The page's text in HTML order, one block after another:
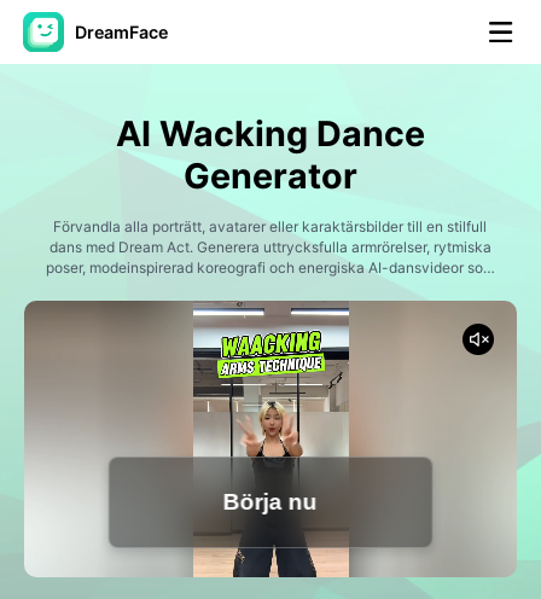
DreamFace
Avatar Video
AI-video
Foto: ▼
Visa alla verktyg
Avatar Video
▼
AI Wacking Dance
Generator
Förvandla alla porträtt, avatarer eller karaktärsbilder till en stilfull
dans med Dream Act. Generera uttrycksfulla armrörelser, rytmiska
poser, modeinspirerad koreografi och energiska AI-dansvideor som
Börja nu